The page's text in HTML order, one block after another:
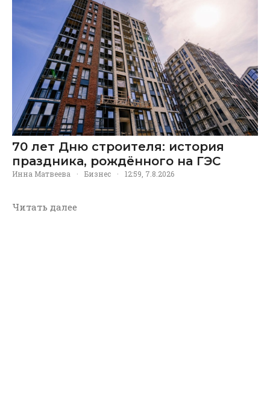
70 лет Дню строителя: история
праздника, рождённого на ГЭС
Инна Матвеева · Бизнес · 12:59, 7.8.2026
Читать далее